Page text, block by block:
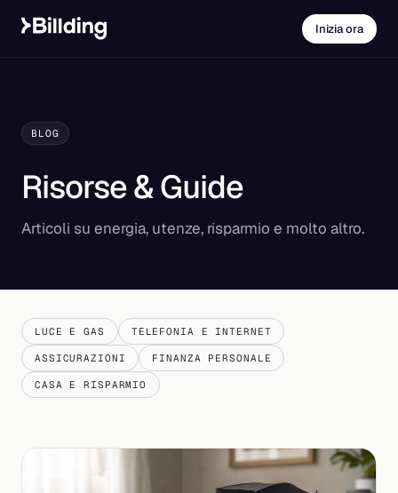
Inizia ora
BLOG
Risorse & Guide
Articoli su energia, utenze, risparmio e molto altro.
LUCE E GAS TELEFONIA E INTERNET
ASSICURAZIONI FINANZA PERSONALE
CASA E RISPARMIO